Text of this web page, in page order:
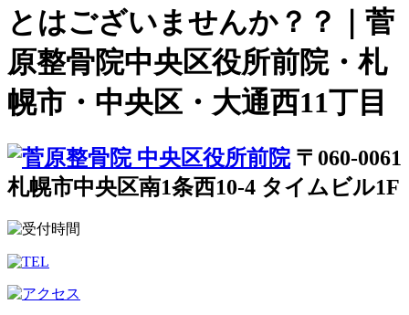
とはございませんか？？｜菅
原整骨院中央区役所前院・札
幌市・中央区・大通西11丁目
〒060-0061
札幌市中央区南1条西10-4 タイムビル1F